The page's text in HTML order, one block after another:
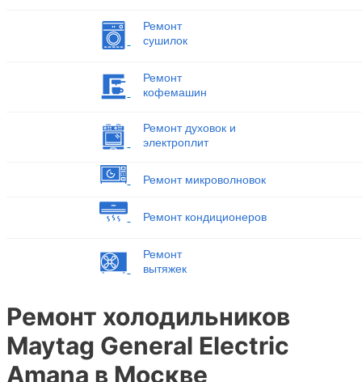
Ремонт
сушилок
Ремонт
кофемашин
Ремонт духовок и
электроплит
Ремонт микроволновок
Ремонт кондиционеров
Ремонт
вытяжек
Ремонт холодильников
Maytag General Electric
Amana в Москве